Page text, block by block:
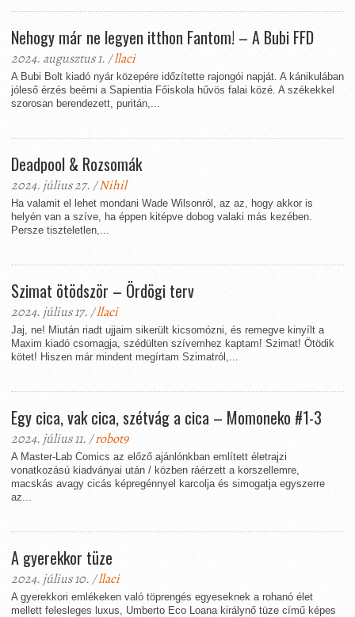
Nehogy már ne legyen itthon Fantom! – A Bubi FFD
2024. augusztus 1. /llaci
A Bubi Bolt kiadó nyár közepére időzítette rajongói napját. A kánikulában
jóleső érzés beérni a Sapientia Főiskola hűvös falai közé. A székekkel
szorosan berendezett, puritán,...
Deadpool & Rozsomák
2024. július 27. /Nihil
Ha valamit el lehet mondani Wade Wilsonról, az az, hogy akkor is
helyén van a szíve, ha éppen kitépve dobog valaki más kezében.
Persze tiszteletlen,...
Szimat ötödször – Ördögi terv
2024. július 17. /llaci
Jaj, ne! Miután riadt ujjaim sikerült kicsomózni, és remegve kinyílt a
Maxim kiadó csomagja, szédülten szívemhez kaptam! Szimat! Ötödik
kötet! Hiszen már mindent megírtam Szimatról,...
Egy cica, vak cica, szétvág a cica – Momoneko #1-3
2024. július 11. /robot9
A Master-Lab Comics az előző ajánlónkban említett életrajzi
vonatkozású kiadványai után / közben ráérzett a korszellemre,
macskás avagy cicás képregénnyel karcolja és simogatja egyszerre
az...
A gyerekkor tüze
2024. július 10. /llaci
A gyerekkori emlékeken való töprengés egyeseknek a rohanó élet
mellett felesleges luxus, Umberto Eco Loana királynő tüze című képes